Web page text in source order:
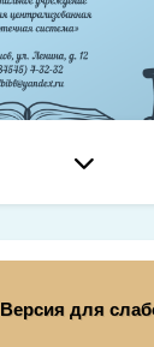
Версия для